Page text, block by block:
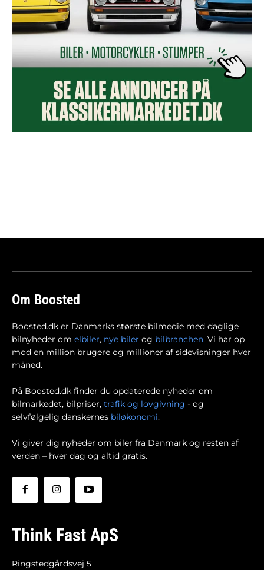
Om Boosted
Boosted.dk er Danmarks største bilmedie med daglige
bilnyheder om elbiler, nye biler og bilbranchen. Vi har op
mod en million brugere og millioner af sidevisninger hver
måned.
På Boosted.dk finder du opdaterede nyheder om
bilmarkedet, bilpriser, trafik og lovgivning - og
selvfølgelig danskernes biløkonomi.
Vi giver dig nyheder om biler fra Danmark og resten af
verden – hver dag og altid gratis.
Think Fast ApS
Ringstedgårdsvej 5